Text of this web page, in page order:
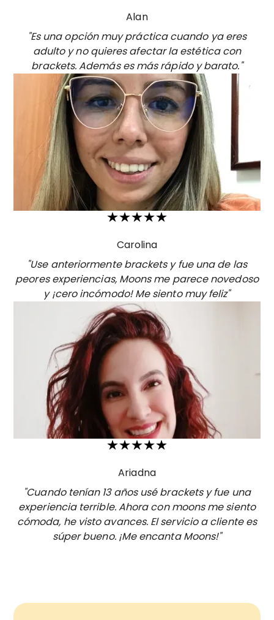
Alan
"Es una opción muy práctica cuando ya eres
adulto y no quieres afectar la estética con
brackets. Además es más rápido y barato."
Carolina
"Use anteriormente brackets y fue una de las
peores experiencias, Moons me parece novedoso
y ¡cero incómodo! Me siento muy feliz"
Ariadna
"Cuando tenían 13 años usé brackets y fue una
experiencia terrible. Ahora con moons me siento
cómoda, he visto avances. El servicio a cliente es
súper bueno. ¡Me encanta Moons!"